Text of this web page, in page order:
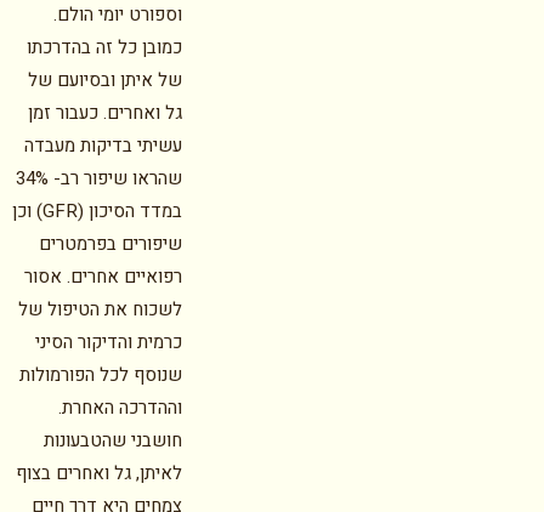
וספורט יומי הולם.
כמובן כל זה בהדרכתו
של איתן ובסיועם של
גל ואחרים. כעבור זמן
עשיתי בדיקות מעבדה
שהראו שיפור רב- 34%
במדד הסיכון (GFR) וכן
שיפורים בפרמטרים
רפואיים אחרים. אסור
לשכוח את הטיפול של
כרמית והדיקור הסיני
שנוסף לכל הפורמולות
וההדרכה האחרת.
חושבני שהטבעונות
לאיתן, גל ואחרים בצוף
צמחים היא דרך חיים